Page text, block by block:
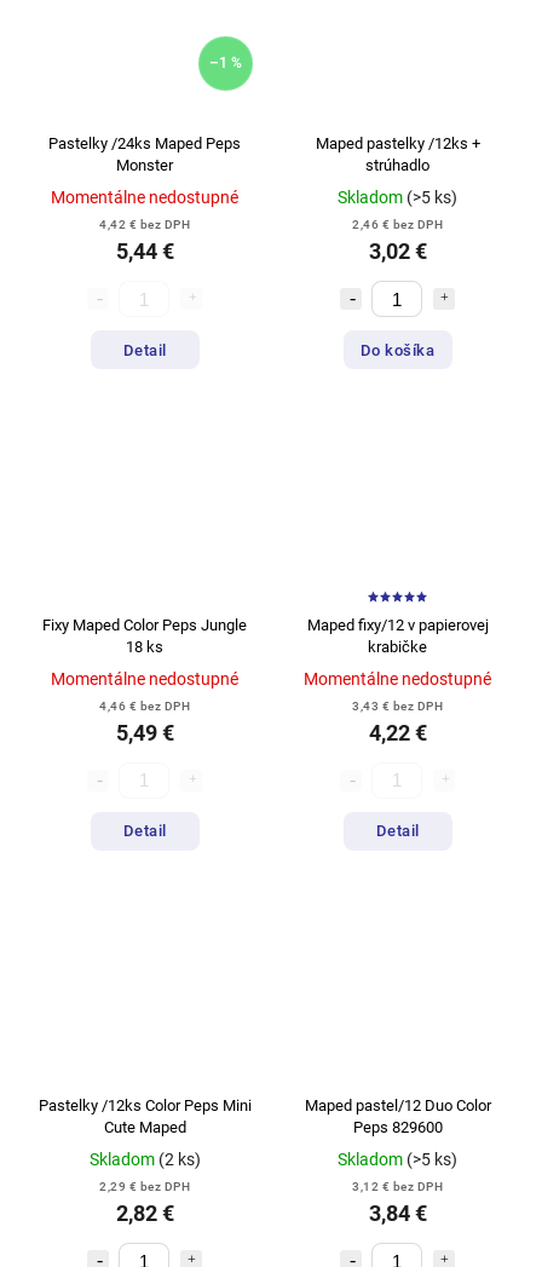
–1 %
Pastelky /24ks Maped Peps
Monster
Momentálne nedostupné
4,42 € bez DPH
5,44 €
Detail
Maped pastelky /12ks +
strúhadlo
Skladom (>5 ks)
2,46 € bez DPH
3,02 €
Do košíka
Fixy Maped Color Peps Jungle
18 ks
Momentálne nedostupné
4,46 € bez DPH
5,49 €
Detail
Maped fixy/12 v papierovej
krabičke
Momentálne nedostupné
3,43 € bez DPH
4,22 €
Detail
Pastelky /12ks Color Peps Mini
Cute Maped
Skladom (2 ks)
2,29 € bez DPH
2,82 €
Maped pastel/12 Duo Color
Peps 829600
Skladom (>5 ks)
3,12 € bez DPH
3,84 €